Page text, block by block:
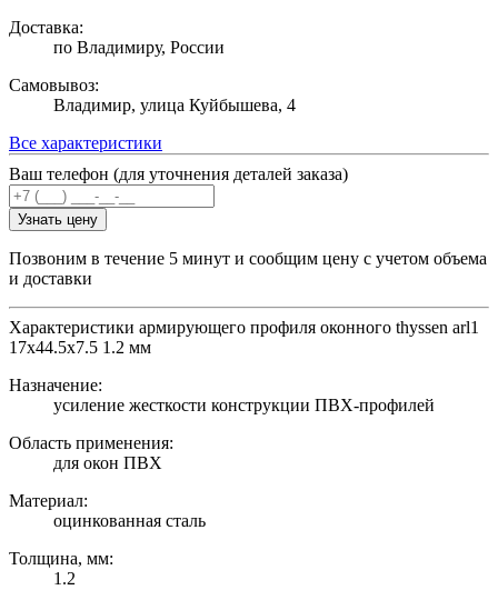
Доставка:
по Владимиру, России
Самовывоз:
Владимир, улица Куйбышева, 4
Все характеристики
Ваш телефон (для уточнения деталей заказа)
Узнать цену
Позвоним в течение 5 минут и сообщим цену с учетом объема
и доставки
Характеристики армирующего профиля оконного thyssen arl1
17х44.5х7.5 1.2 мм
Назначение:
усиление жесткости конструкции ПВХ-профилей
Область применения:
для окон ПВХ
Материал:
оцинкованная сталь
Толщина, мм:
1.2